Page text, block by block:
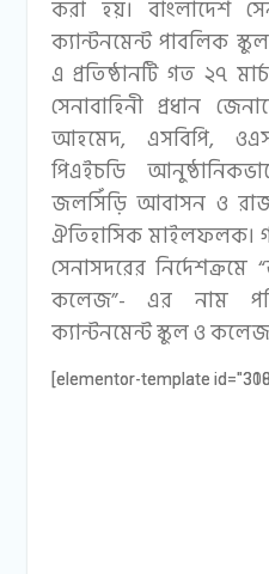
করা হয়। বাংলাদেশ
ক্যান্টনমেন্ট পাবলিক
এ প্রতিষ্ঠানটি গত ২৭
সেনাবাহিনী প্রধান
আহমেদ, এসবিপি,
পিএইচডি
জলসিঁড়ি আবাসন ও
ঐতিহাসিক মাইলফলক।
সেনাসদরের
কলেজ”- এর নাম
ক্যান্টনমেন্ট স্কুল ও
[elementor-template
[elementor-template